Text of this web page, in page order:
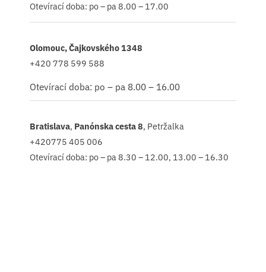
Otevírací doba: po – pa 8.00 – 17.00
Olomouc, Čajkovského 1348
+420 778 599 588
Otevírací doba: po – pa 8.00 – 16.00
Bratislava, Panónska cesta 8, Petržalka
+420775 405 006
Otevírací doba: po – pa 8.30 – 12.00, 13.00 – 16.30